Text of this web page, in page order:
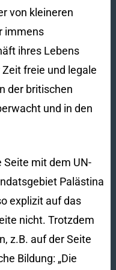
von kleineren
immens
ihres Lebens
freie und legale
der britischen
und in den
Seite mit dem UN-
Palästina
explizit auf das
nicht. Trotzdem
z.B. auf der Seite
Bildung: „Die